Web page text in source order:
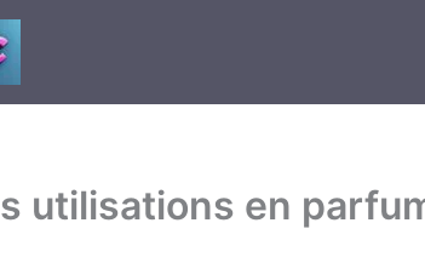
utilisations en